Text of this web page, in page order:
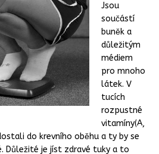
Jsou
součástí
buněk a
důležitým
médiem
pro mnoho
látek. V
tucích
rozpustné
vitamíny(A,
do krevního oběhu a ty by se
Důležité je jíst zdravé tuky a to